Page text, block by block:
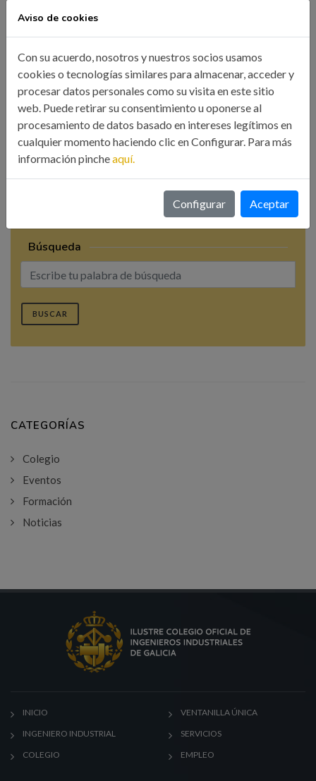
numerosas organizaciones, ya que puede aplicarse a entornos
industriales, de servicios, hospitales, centros de enseñanza,
asociaciones,…
Compartir esta noticia:
Búsqueda
BUSCAR
CATEGORÍAS
Colegio
Eventos
Formación
Noticias
INICIO
INGENIERO INDUSTRIAL
COLEGIO
VENTANILLA ÚNICA
SERVICIOS
EMPLEO
Aviso de cookies
Con su acuerdo, nosotros y nuestros socios usamos
cookies o tecnologías similares para almacenar, acceder y
procesar datos personales como su visita en este sitio
web. Puede retirar su consentimiento u oponerse al
procesamiento de datos basado en intereses legítimos en
cualquier momento haciendo clic en Configurar. Para más
información pincheaquí.
Configurar Aceptar